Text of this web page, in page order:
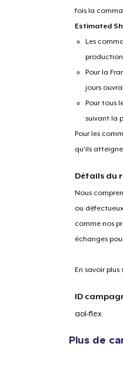
fois la
Estimated
Les
Pour la
jours
Pour tous
suivant la
Pour les
qu'ils
Détails du
Nous
ou
comme nos
échanges
En savoir
ID
aol-flex
Plus de